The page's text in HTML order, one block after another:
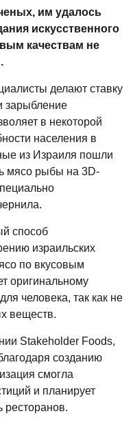
им удалось
искусственного
качествам не
делают ставку
зарыбление
в некоторой
населения в
из Израиля пошли
мясо рыбы на 3D-
способ
израильских
по вкусовым
оригинальному
человека, так как не
веществ.
Stakeholder Foods,
созданию
смогла
и планирует
ресторанов.